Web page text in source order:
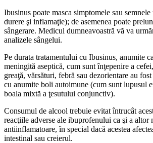
Ibusinus poate masca simptomele sau
durere şi inflamaţie); de asemenea poate
sângerare. Medicul dumneavoastră vă va
analizele sângelui.
Pe durata tratamentului cu Ibusinus, anumite
meningită aseptică, cum sunt înţepenire a
greaţă, vărsături, febră sau dezorientare au
cu anumite boli autoimune (cum sunt lupusul
boala mixtă a ţesutului conjunctiv).
Consumul de alcool trebuie evitat întrucât
reacţiile adverse ale ibuprofenului ca şi a altor
antiinflamatoare, în special dacă acestea
intestinal sau creierul.